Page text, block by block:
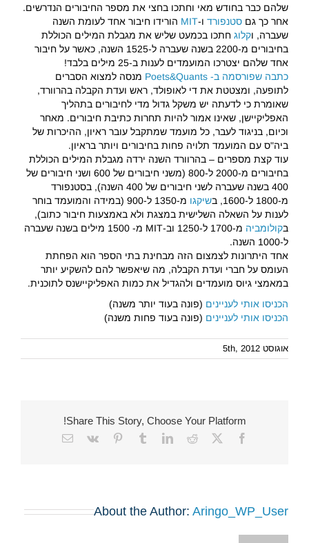
שלהם כבר בחודש מאי וחתכו בחצי את מספר החיבורים הנדרשים.
אחר כך גם סטנפורדו-MIT הורידו חיבור אחד לעומת השנה
שעברה, וקלוגחתכו בכמעט שליש את מגבלת המילים הכוללת
בחיבורים מ-2200 בשנה שעברה ל-1525 השנה, כאשר על חיבור
אחד שלהם יצטרכו המועמדים לענות ב-25 מילים בלבד!
כתבה שפורסמה ב- Poets&Quants
מנסה למצוא הסברים
לתופעה, ומצטטת את די לאופולד, ראש ועדת הקבלה בהרוורד,
שאומרת כי לדעתה יש משקל גדול מדי לחיבורים בתהליך
האפליקיישן, שאינו אמור להיות תחרות כתיבת חיבורים. מאחר
וכיום, בניגוד לעבר, כל מועמד שמתקבל עובר ראיון, ההיכרות של
ביה"ס עם המועמד תלויה פחות בחיבורים ויותר בראיון.
עוד קצת מספרים – בהרוורד השנה ירדה מגבלת המילים הכוללת
בחיבורים מ-2000 ל-800 (משני חיבורים של 600 ושני חיבורים של
400 בשנה שעברה לשני חיבורים של 400 השנה), בסטנפורד
מ-1800 ל-1600, ב
שיקגו
מ-1350 ל-900 (במידה והמועמד בוחר
לענות על השאלה השלישית במצגת ולא באמצעות חיבור כתוב),
בקולומביה
מ-1700 ל-1250 וב-MIT מ- 1500 מילים בשנה שעברה
ל-1000 השנה.
אחד היתרונות לצמצום הזה מבחינת בתי הספר הוא הפחתת
העומס על חברי ועדת הקבלה, מה שיאפשר להם להשקיע יותר
במאמצי גיוס מועמדים ולהגדיל את כמות האפליקיישנס לתוכנית.
הכניסו אותי לעניינים (פונה בעוד יותר משנה)
הכניסו אותי לעניינים (פונה בעוד פחות משנה)
אוגוסט 5th, 2012
Share This Story, Choose Your Platform!
Facebook
X
Reddit
LinkedIn
Tumblr
Pinterest
Vk
Email
About the Author: Aringo_WP_User